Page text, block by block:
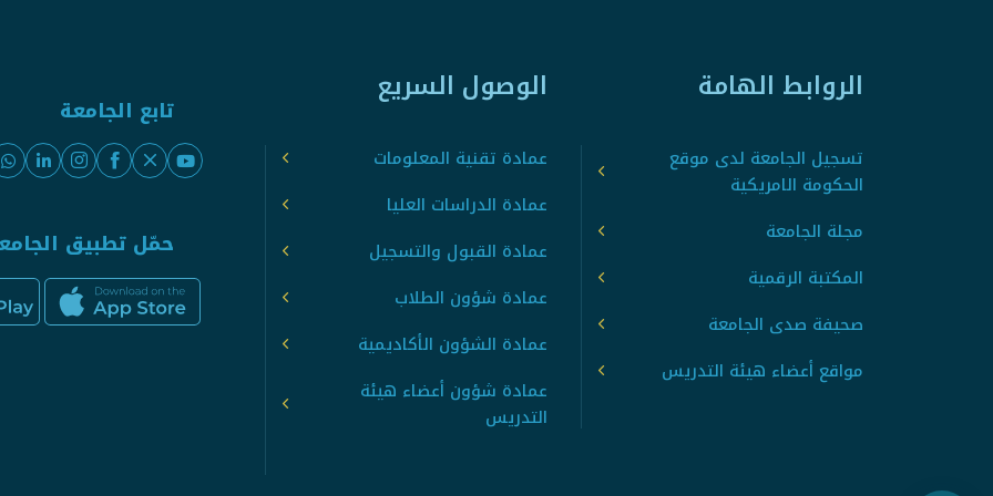
الروابط الهامة
تسجيل الجامعة لدى موقع
الحكومة الامريكية
مجلة الجامعة
المكتبة الرقمية
صحيفة صدى الجامعة
مواقع أعضاء هيئة التدريس
الوصول السريع
عمادة تقنية المعلومات
عمادة الدراسات العليا
عمادة القبول والتسجيل
عمادة شؤون الطلاب
عمادة الشؤون الأكاديمية
عمادة شؤون أعضاء هيئة
التدريس
تابع الجامعة
حمّل تطبيق